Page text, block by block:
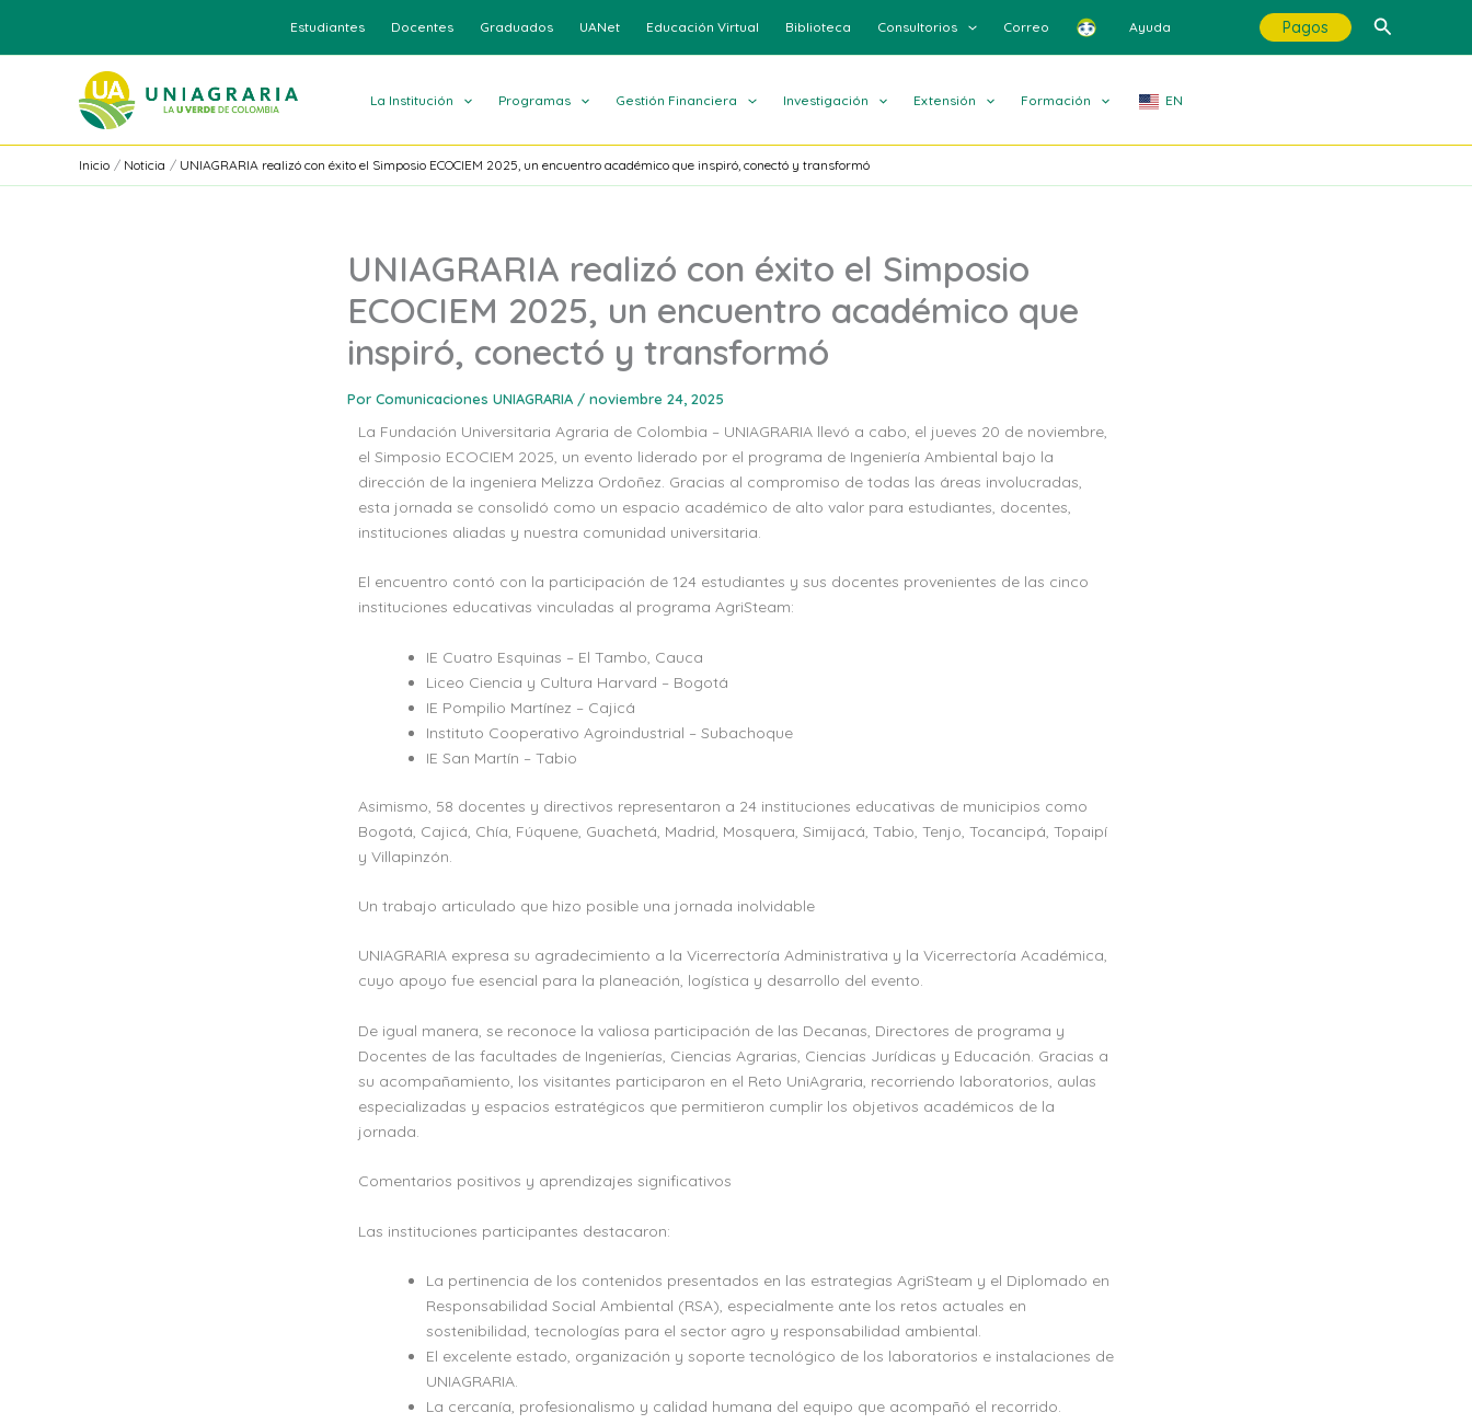
contenido
Estudiantes Docentes Graduados UANet Educación Virtual Biblioteca Consultorios Correo Ayuda Pagos Buscar
La Institución Programas Gestión Financiera Investigación Extensión Formación EN
Inicio Noticia UNIAGRARIA realizó con éxito el Simposio ECOCIEM 2025, un encuentro académico que inspiró, conectó y transformó
UNIAGRARIA realizó con éxito el Simposio
ECOCIEM 2025, un encuentro académico que
inspiró, conectó y transformó
Por Comunicaciones UNIAGRARIA / noviembre 24, 2025
La Fundación Universitaria Agraria de Colombia – UNIAGRARIA llevó a cabo, el jueves 20 de noviembre,
el Simposio ECOCIEM 2025, un evento liderado por el programa de Ingeniería Ambiental bajo la
dirección de la ingeniera Melizza Ordoñez. Gracias al compromiso de todas las áreas involucradas,
esta jornada se consolidó como un espacio académico de alto valor para estudiantes, docentes,
instituciones aliadas y nuestra comunidad universitaria.
El encuentro contó con la participación de 124 estudiantes y sus docentes provenientes de las cinco
instituciones educativas vinculadas al programa AgriSteam:
IE Cuatro Esquinas – El Tambo, Cauca
Liceo Ciencia y Cultura Harvard – Bogotá
IE Pompilio Martínez – Cajicá
Instituto Cooperativo Agroindustrial – Subachoque
IE San Martín – Tabio
Asimismo, 58 docentes y directivos representaron a 24 instituciones educativas de municipios como
Bogotá, Cajicá, Chía, Fúquene, Guachetá, Madrid, Mosquera, Simijacá, Tabio, Tenjo, Tocancipá, Topaipí
y Villapinzón.
Un trabajo articulado que hizo posible una jornada inolvidable
UNIAGRARIA expresa su agradecimiento a la Vicerrectoría Administrativa y la Vicerrectoría Académica,
cuyo apoyo fue esencial para la planeación, logística y desarrollo del evento.
De igual manera, se reconoce la valiosa participación de las Decanas, Directores de programa y
Docentes de las facultades de Ingenierías, Ciencias Agrarias, Ciencias Jurídicas y Educación. Gracias a
su acompañamiento, los visitantes participaron en el Reto UniAgraria, recorriendo laboratorios, aulas
especializadas y espacios estratégicos que permitieron cumplir los objetivos académicos de la
jornada.
Comentarios positivos y aprendizajes significativos
Las instituciones participantes destacaron:
La pertinencia de los contenidos presentados en las estrategias AgriSteam y el Diplomado en
Responsabilidad Social Ambiental (RSA), especialmente ante los retos actuales en
sostenibilidad, tecnologías para el sector agro y responsabilidad ambiental.
El excelente estado, organización y soporte tecnológico de los laboratorios e instalaciones de
UNIAGRARIA.
La cercanía, profesionalismo y calidad humana del equipo que acompañó el recorrido.